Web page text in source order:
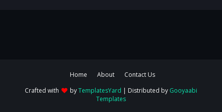
Home About
Contact Us
Crafted with
byTemplatesYard | Distributed by Gooyaabi
Templates